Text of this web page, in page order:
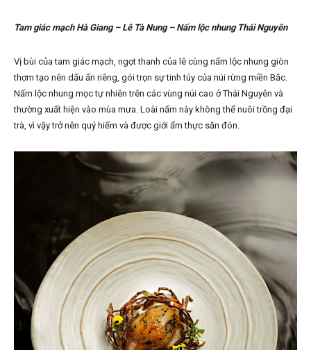
Tam giác mạch Hà Giang – Lê Tà Nung – Nấm lộc nhung Thái Nguyên
Vị bùi của tam giác mạch, ngọt thanh của lê cùng nấm lộc nhung giòn
thơm tạo nên dấu ấn riêng, gói trọn sự tinh túy của núi rừng miền Bắc.
Nấm lộc nhung mọc tự nhiên trên các vùng núi cao ở Thái Nguyên và
thường xuất hiện vào mùa mưa. Loài nấm này không thể nuôi trồng đại
trà, vì vậy trở nên quý hiếm và được giới ẩm thực săn đón.